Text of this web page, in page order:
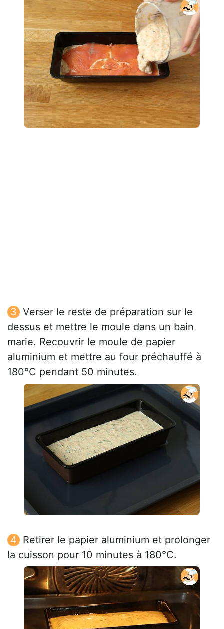
Verser le reste de préparation sur le
dessus et mettre le moule dans un bain
marie. Recouvrir le moule de papier
aluminium et mettre au four préchauffé à
180°C pendant 50 minutes.
Retirer le papier aluminium et prolonger
la cuisson pour 10 minutes à 180°C.